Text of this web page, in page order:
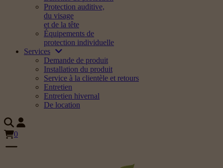
Protection auditive,
du visage
et de la tête
Équipements de
protection individuelle
Services
Demande de produit
Installation du produit
Service à la clientèle et retours
Entretien
Entretien hivernal
De location
0